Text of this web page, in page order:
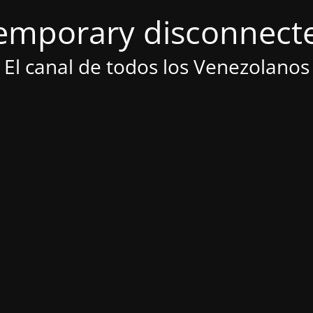
El canal de todos los Venezolanos